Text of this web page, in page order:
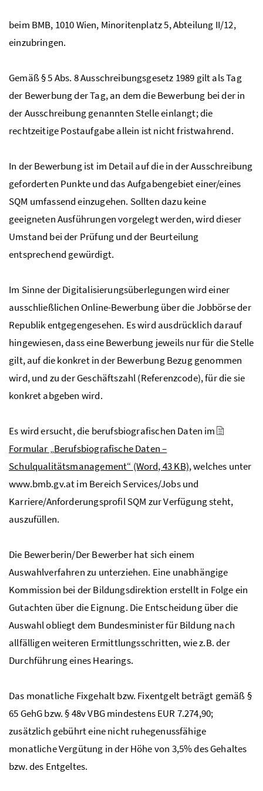
beim BMB, 1010 Wien, Minoritenplatz 5, Abteilung II/12,
einzubringen.
Gemäß§5Abs. 8 Ausschreibungsgesetz 1989 gilt als Tag
der Bewerbung der Tag, an dem die Bewerbung bei der in
der Ausschreibung genannten Stelle einlangt; die
rechtzeitige Postaufgabe allein ist nicht fristwahrend.
In der Bewerbung ist im Detail auf die in der Ausschreibung
geforderten Punkte und das Aufgabengebiet einer/eines
SQM umfassend einzugehen. Sollten dazu keine
geeigneten Ausführungen vorgelegt werden, wird dieser
Umstand bei der Prüfung und der Beurteilung
entsprechend gewürdigt.
Im Sinne der Digitalisierungsüberlegungen wird einer
ausschließlichen Online-Bewerbung über die Jobbörse der
Republik entgegengesehen. Es wird ausdrücklich darauf
hingewiesen, dass eine Bewerbung jeweils nur für die Stelle
gilt, auf die konkret in der Bewerbung Bezug genommen
wird, und zu der Geschäftszahl (Referenzcode), für die sie
konkret abgeben wird.
Es wird ersucht, die berufsbiografischen Daten im
Formular „Berufsbiografische Daten –
Schulqualitätsmanagement“ (Word, 43 KB), welches unter
www.bmb.gv.at im Bereich Services/Jobs und
Karriere/AnforderungsprofilSQM ​​​​ zur Verfügung steht,
auszufüllen.
Die Bewerberin/Der Bewerber hat sich einem
Auswahlverfahren zu unterziehen. Eine unabhängige
Kommission bei der Bildungsdirektion erstellt in Folge ein
Gutachten über die Eignung. Die Entscheidung über die
Auswahl obliegt dem Bundesminister für Bildung nach
allfälligen weiteren Ermittlungsschritten, wiez.B.der
Durchführung eines Hearings.
Das monatliche Fixgehaltbzw. Fixentgelt beträgt gemäß§
65 GehGbzw.§48vVBGmindestens EUR 7.274,90;
zusätzlich gebührt eine nicht ruhegenussfähige
monatliche Vergütung in der Höhe von 3,5% des Gehaltes
bzw.des Entgeltes.